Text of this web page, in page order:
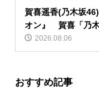
賀喜遥香(乃木坂
オン』 賀喜「乃
2026.08.06
おすすめ記事